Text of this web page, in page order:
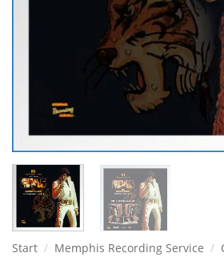
Start / Memphis Recording Service /